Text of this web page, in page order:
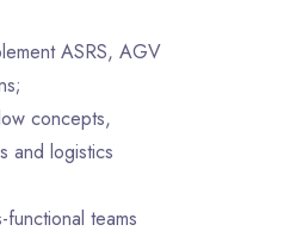
ASRS, AGV
concepts,
and logistics
teams